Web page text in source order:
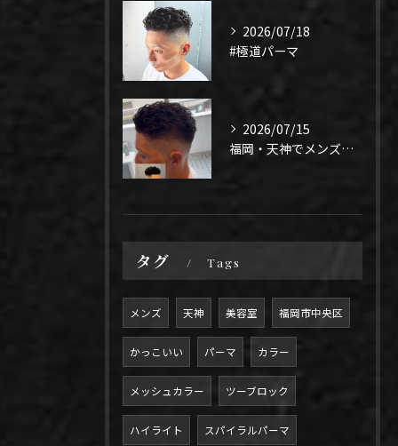
2026/07/18
#極道パーマ
2026/07/15
福岡・天神でメンズパーマ迷ってる人✂️
タグ Tags
メンズ 天神 美容室 福岡市中央区
かっこいい パーマ カラー
メッシュカラー ツーブロック
ハイライト スパイラルパーマ